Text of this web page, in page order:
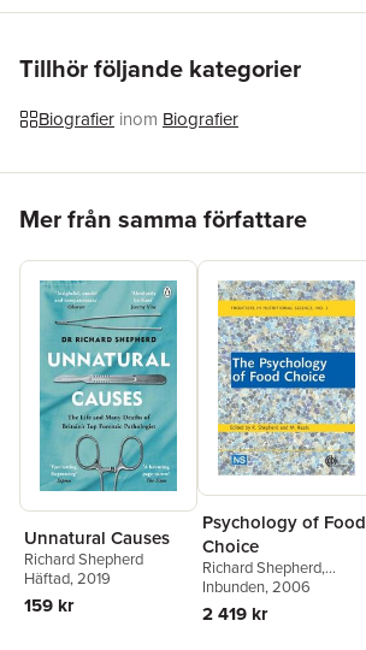
Originaltitel
Tillhör följande kategorier
Biografier inom Biografier
Mer från samma författare
Unnatural Causes
Richard Shepherd
Häftad, 2019
159 kr
Psychology of Food
Choice
Richard Shepherd,
Monique Raats,
Shepherd,
Raats
Inbunden, 2006
2 419 kr